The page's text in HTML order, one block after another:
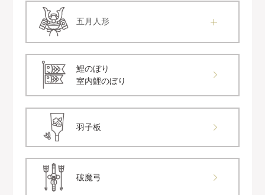
五月人形
鯉のぼり
室内鯉のぼり
羽子板
破魔弓